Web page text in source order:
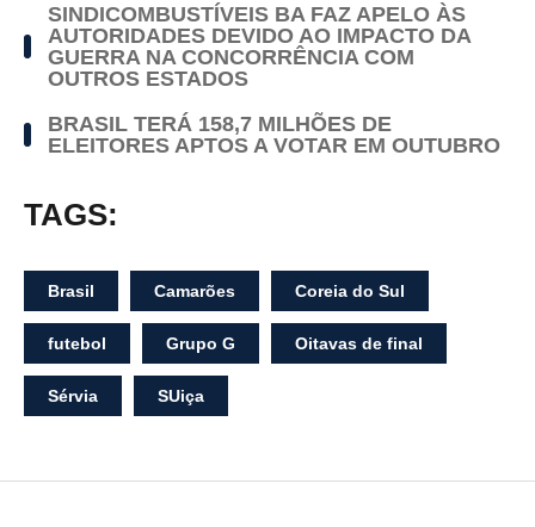
SINDICOMBUSTÍVEIS BA FAZ APELO ÀS
AUTORIDADES DEVIDO AO IMPACTO DA
GUERRA NA CONCORRÊNCIA COM
OUTROS ESTADOS
BRASIL TERÁ 158,7 MILHÕES DE
ELEITORES APTOS A VOTAR EM OUTUBRO
TAGS:
Brasil Camarões Coreia do Sul
futebol Grupo G Oitavas de final
Sérvia SUiça